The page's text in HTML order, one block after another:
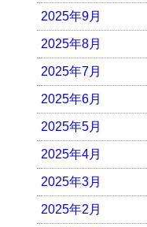
2025年9月
2025年8月
2025年7月
2025年6月
2025年5月
2025年4月
2025年3月
2025年2月